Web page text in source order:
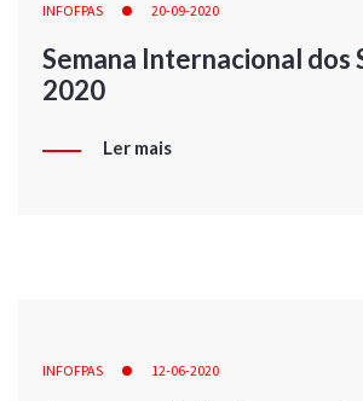
INFOFPAS 20-09-2020
Semana Internacional dos
2020
Ler mais
INFOFPAS 12-06-2020